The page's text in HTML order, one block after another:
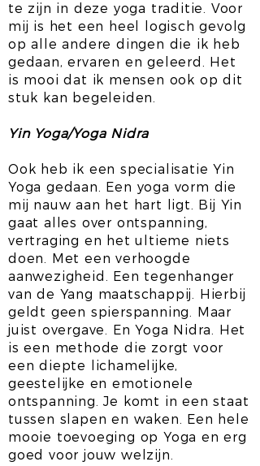
te zijn in deze yoga traditie. Voor
mij is het een heel logisch gevolg
op alle andere dingen die ik heb
gedaan, ervaren en geleerd. Het
is mooi dat ik mensen ook op dit
stuk kan begeleiden.
Yin Yoga/Yoga Nidra
Ook heb ik een specialisatie Yin
Yoga gedaan. Een yoga vorm die
mij nauw aan het hart ligt. Bij Yin
gaat alles over ontspanning,
vertraging en het ultieme niets
doen. Met een verhoogde
aanwezigheid. Een tegenhanger
van de Yang maatschappij. Hierbij
geldt geen spierspanning. Maar
juist overgave. En Yoga Nidra. Het
is een methode die zorgt voor
een diepte lichamelijke,
geestelijke en emotionele
ontspanning. Je komt in een staat
tussen slapen en waken. Een hele
mooie toevoeging op Yoga en erg
goed voor jouw welzijn.